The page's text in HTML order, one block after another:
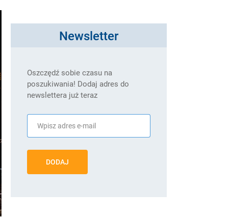
Newsletter
Oszczędź sobie czasu na
poszukiwania! Dodaj adres do
newslettera już teraz
DODAJ